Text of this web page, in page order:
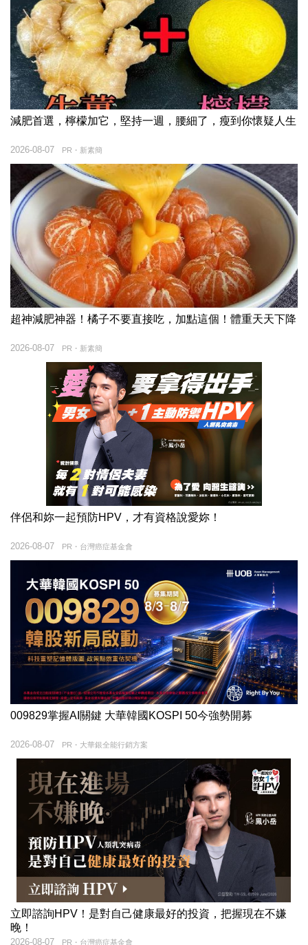
減肥首選，檸檬加它，堅持一週，腰細了，瘦到你懷疑人生
PR・新素簡
2026-08-07
超神減肥神器！橘子不要直接吃，加點這個！體重天天下降
PR・新素簡
2026-08-07
伴侶和妳一起預防HPV，才有資格說愛妳！
PR・台灣癌症基金會
2026-08-07
009829掌握AI關鍵 大華韓國KOSPI 50今強勢開募
PR・大華銀全能行銷方案
2026-08-07
立即諮詢HPV！是對自己健康最好的投資，把握現在不嫌
晚！
PR・台灣癌症基金會
2026-08-07